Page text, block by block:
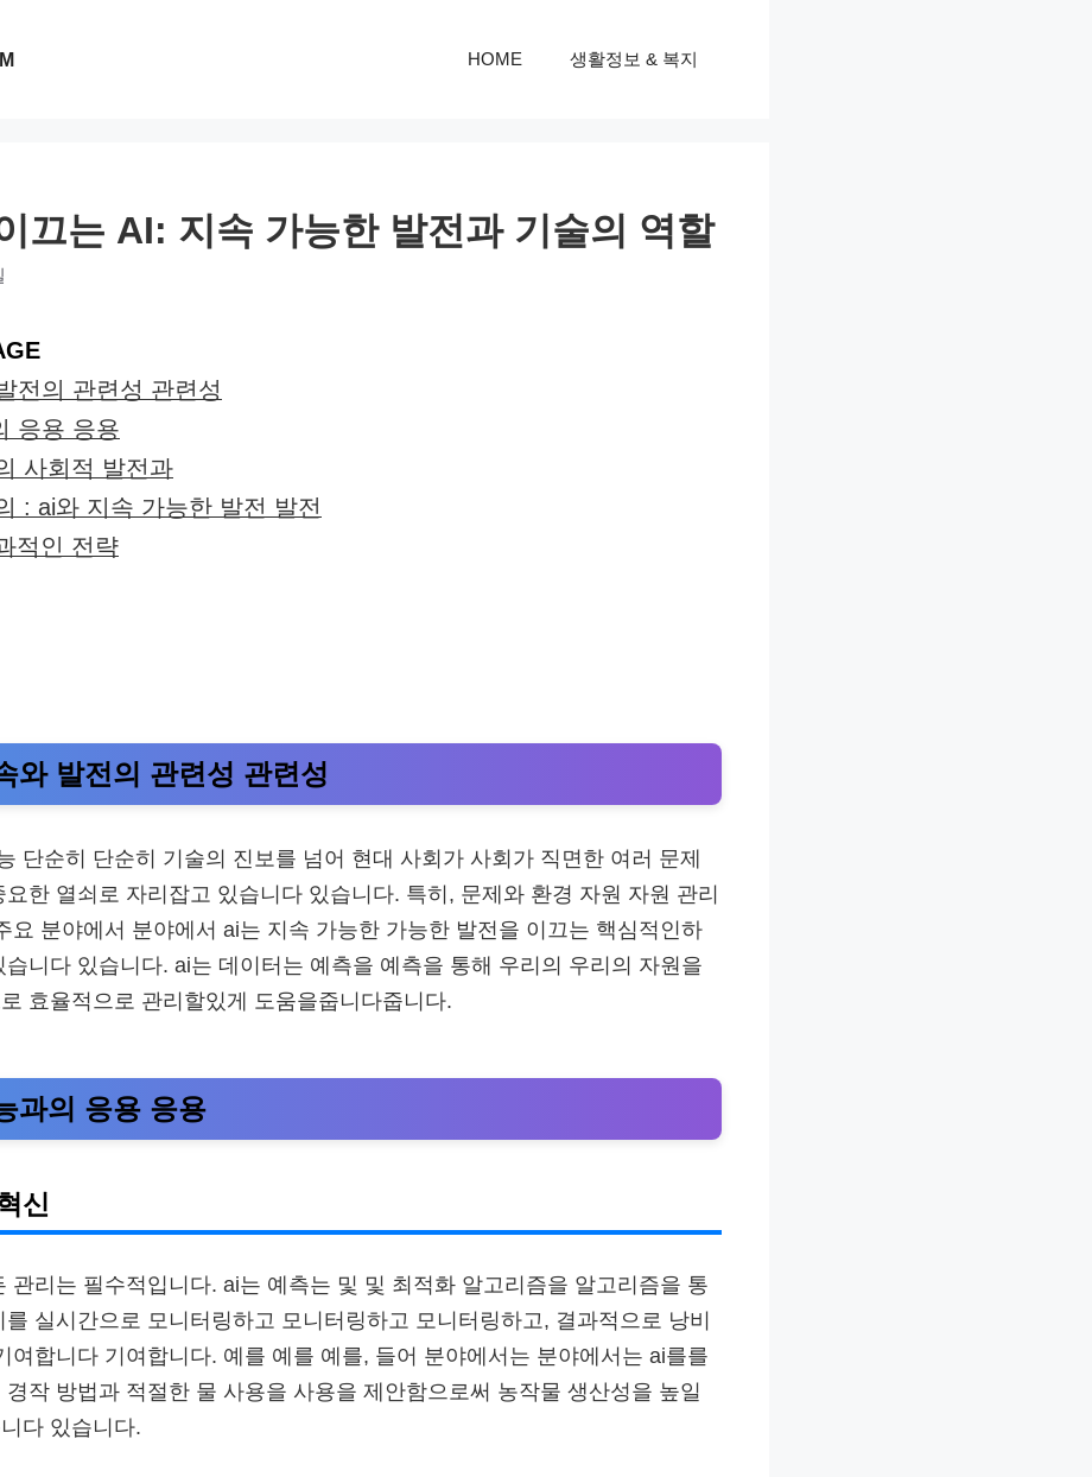
HOME 생활정보 & 복지
끄는 AI: 지속 가능한 발전과 기술의 역할
전의 관련성 관련성
응용 응용
사회적 발전과
: ai와 지속 가능한 발전 발전
적인 전략
와 발전의 관련성 관련성
단순히 단순히 기술의 진보를 넘어 현대 사회가 사회가 직면한 여러 문제
요한 열쇠로 자리잡고 있습니다 있습니다. 특히, 문제와 환경 자원 자원 관리
요 분야에서 분야에서 ai는 지속 가능한 가능한 발전을 이끄는 핵심적인하
습니다 있습니다. ai는 데이터는 예측을 예측을 통해 우리의 우리의 자원을
효율적으로 관리할있게 도움을줍니다줍니다.
과의 응용 응용
신
관리는 필수적입니다. ai는 예측는 및 및 최적화 알고리즘을 알고리즘을 통
실시간으로 모니터링하고 모니터링하고 모니터링하고, 결과적으로 낭비
여합니다 기여합니다. 예를 예를 예를, 들어 분야에서는 분야에서는 ai를를
경작 방법과 적절한 물 사용을 사용을 제안함으로써 농작물 생산성을 높일
다 있습니다.